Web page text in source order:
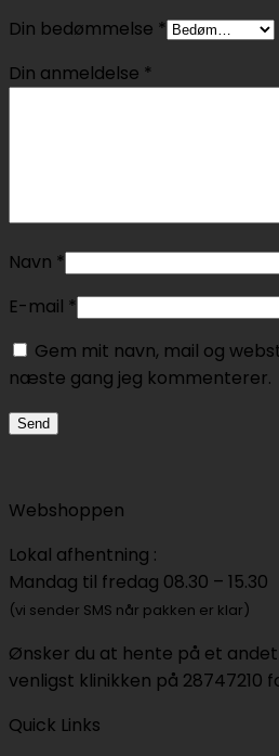
Din bedømmelse *
Din anmeldelse *
Navn *
E-mail *
Gem mit navn, mail og
næste gang jeg kommenterer.
Webshoppen
Lokal afhentning :
Mandag til fredag 08.30 – 15.30
(vi sender SMS når pakken er klar)
Ønsker du at hente på et
venligst klinikken på
Quick Links